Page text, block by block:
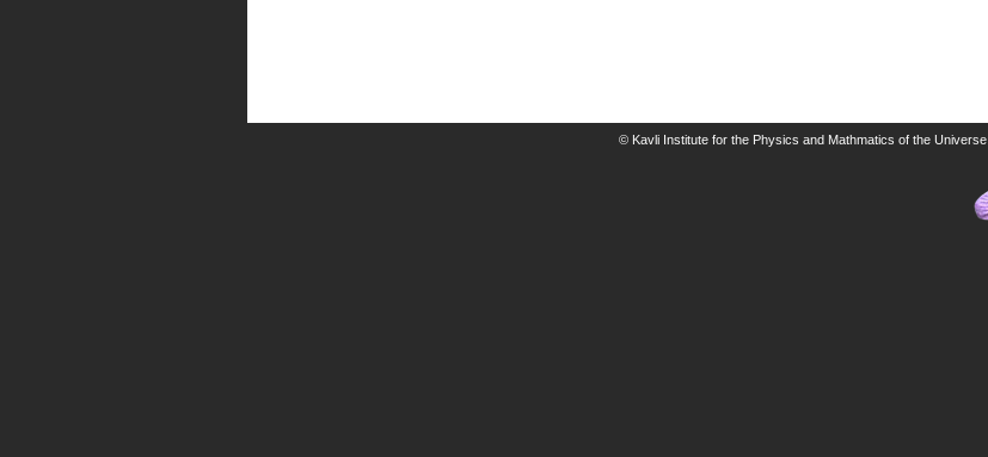
© Kavli Institute for the Physics and Mathmatics of the Universe